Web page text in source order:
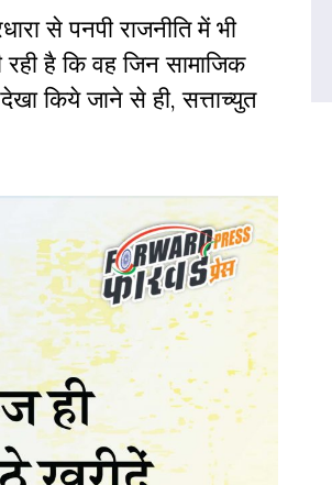
से पनपी राजनीति में भी
रही है कि वह जिन सामाजिक
किये जाने से ही, सत्ताच्युत